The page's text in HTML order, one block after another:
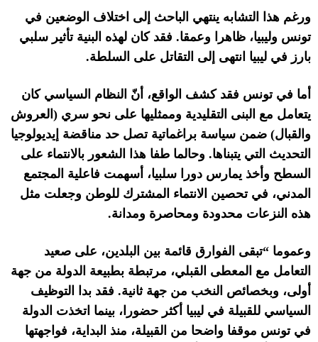
ورغم هذا التشابه ينتهي الباحث إلى اختلاف الوضعين في
تونس وليبيا، ظاهرا وعمقا. فقد كان لهذه البنية تأثير سلبي
بارز في ليبيا انتهى إلى التقاتل على السلطة.
أما في تونس فقد كشف الواقع، أنّ النظام السياسي كان
يتعامل مع البنى التقليدية وممثليها على نحو سري ( العروش
والقبال) ضمن سياسة براغماتية تصل حد مناقضة إيديولوجيا
التحديث التي يتبناها. وحالما طفا هذا الشعور بالانتماء على
السطح وأخذ يمارس دورا سلبيا، أسهمت فاعلية المجتمع
المدني، في تحصين الانتماء المشترك للوطن وجعلت مثل
هذه النزعات محدودة ومحاصرة ومدانة.
وعموما “تبقى الفوارق قائمة بين البلدين، على صعيد
التعامل مع المعطى القبلي، مرتبطة بطبيعة الدولة من جهة
أولى، وبخصائص النخب من جهة ثانية. فقد بدا التوظيف
السياسي للقبيلة في ليبيا أكثر حضورا، بينما اتخذت الدولة
في تونس موقفا واضحا من القبيلة، منذ البداية، فواجهتها